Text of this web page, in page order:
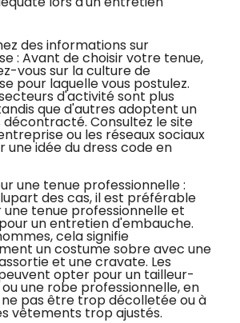
des informations sur
: Avant de choisir votre tenue,
vous sur la culture de
pour laquelle vous postulez.
d'activité sont plus
que d'autres adoptent un
décontracté. Consultez le site
ou les réseaux sociaux
une idée du dress code en
une tenue professionnelle :
des cas, il est préférable
une tenue professionnelle et
un entretien d'embauche.
cela signifie
un costume sobre avec une
et une cravate. Les
opter pour un tailleur-
une robe professionnelle, en
pas être trop décolletée ou à
vêtements trop ajustés.